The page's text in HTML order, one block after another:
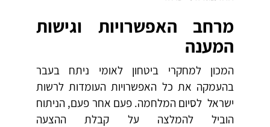
מרחב האפשרויות וגישות
המענה
המכון למחקרי ביטחון לאומי ניתח בעבר
בהעמקה את כל האפשרויות העומדות לרשות
ישראל לסיום המלחמה. פעם אחר פעם, הניתוח
הוביל להמלצה על קבלת ההצעה